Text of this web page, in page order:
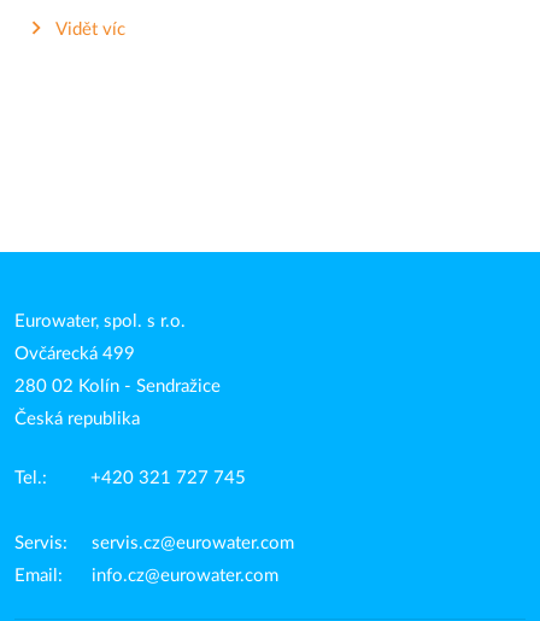
Vidět víc
Eurowater, spol. s r.o.
Ovčárecká 499
280 02 Kolín - Sendražice
Česká republika
Tel.: +420 321 727 745
Servis:servis.cz@eurowater.com
Email: info.cz@eurowater.com